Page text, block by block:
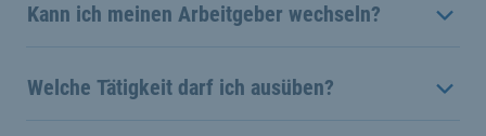
Kann ich meinen Arbeitgeber wechseln?
Welche Tätigkeit darf ich ausüben?